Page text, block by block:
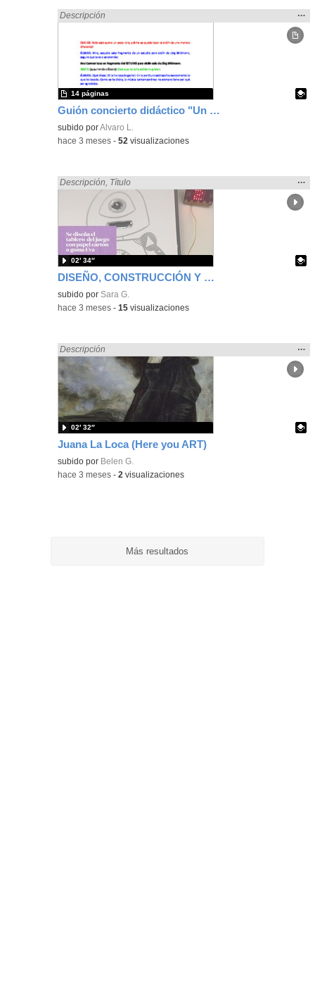
Guión concierto didáctico "Un viaje en el tiempo a través de la música"
Encontrado «Diseño» en:
Descripción
la
…
Contenido educativo.
subido porAlvaro L.
14 páginas
-hace 3 meses -52 visualizaciones
DISEÑO, CONSTRUCCIÓN Y PROGRAMACIÓN JUEGO "OPERACIÓN"
Encontrado «Diseño» en:
Descripción Título
la
…
Contenido educativo.
subido por Sara G.
02′ 34″
-hace 3 meses -15 visualizaciones
Juana La Loca (Here you ART)
Encontrado «Diseño» en:
Descripción
la
…
Contenido educativo.
subido por Belen G.
02′ 32″
-hace 3 meses -2 visualizaciones
Más resultados